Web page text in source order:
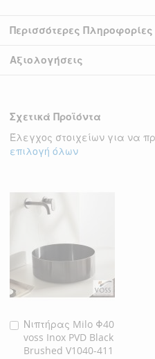
Περισσότερες Πληροφορίες
Αξιολογήσεις
Σχετικά Προϊόντα
Έλεγχος στοιχείων για να
επιλογή όλων
Νιπτήρας Milo Φ40
voss Inox PVD Black
Brushed V1040-411
Προσθήκη
στο
Καλάθι